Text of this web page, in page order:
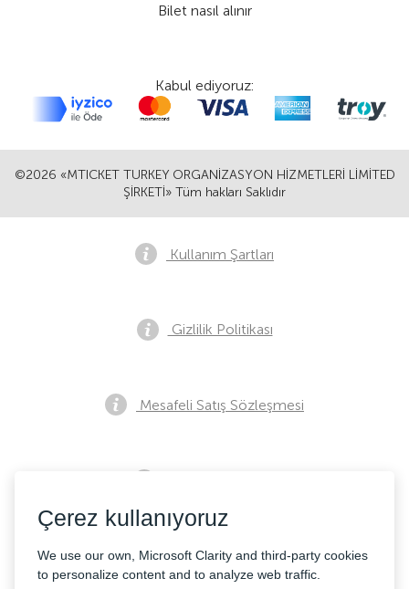
©2026 «MTICKET TURKEY ORGANİZASYON HİZMETLERİ LİMİTED
ŞİRKETİ» Tüm hakları Saklıdır
Bilet nasıl alınır
Kabul ediyoruz:
Kullanım Şartları
Gizlilik Politikası
Mesafeli Satış Sözleşmesi
İletişim
Çerez kullanıyoruz
We use our own, Microsoft Clarity and third-party cookies
to personalize content and to analyze web traffic.